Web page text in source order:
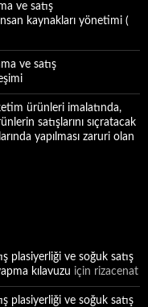
ve satış
kaynakları yönetimi (
ve satış
ürünleri imalatında,
satışlarını sıçratacak
yapılması zaruri olan
plasiyerliği ve soğuk satış
kılavuzu için rizacenat
plasiyerliği ve soğuk satış